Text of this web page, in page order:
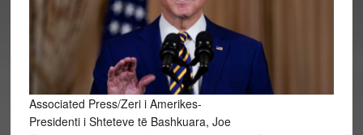
Associated Press/Zeri i Amerikes-
Presidenti i Shteteve të Bashkuara, Joe